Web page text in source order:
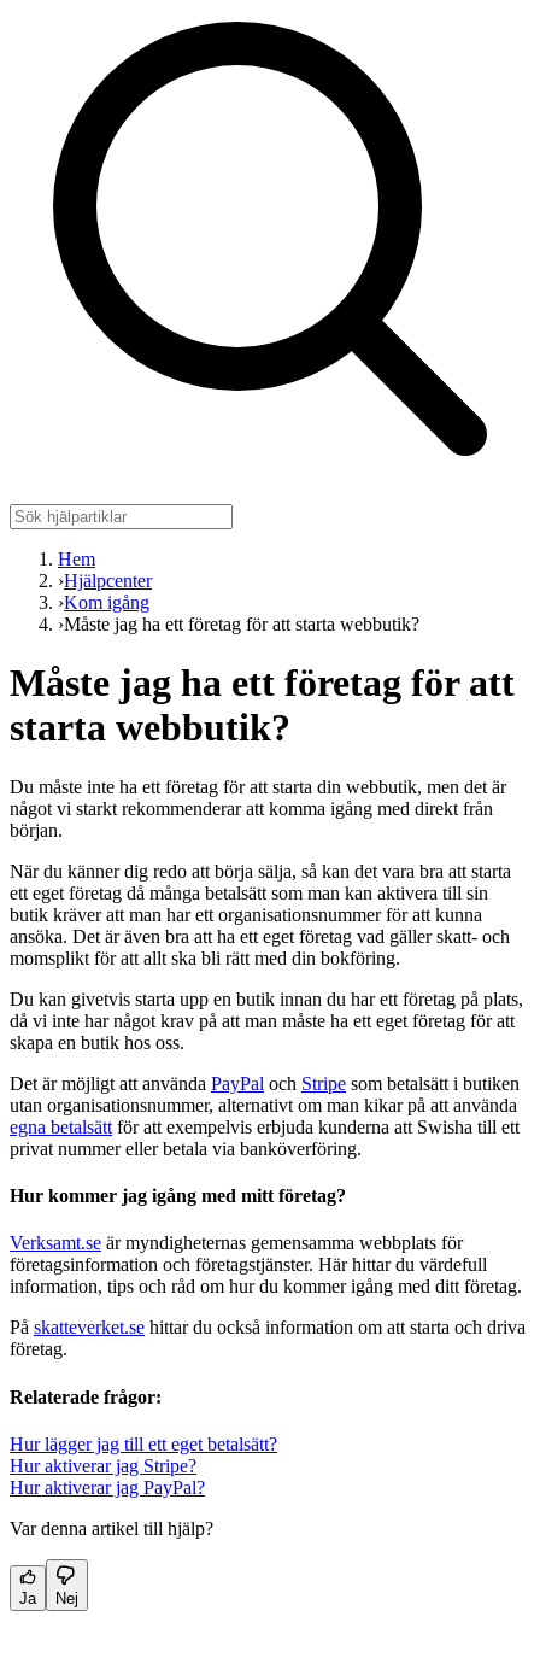
Hem
›Hjälpcenter
›Kom igång
›Måste jag ha ett företag för att starta webbutik?
Måste jag ha ett företag för att
starta webbutik?
Du måste inte ha ett företag för att starta din webbutik, men det är
något vi starkt rekommenderar att komma igång med direkt från
början.
När du känner dig redo att börja sälja, så kan det vara bra att starta
ett eget företag då många betalsätt som man kan aktivera till sin
butik kräver att man har ett organisationsnummer för att kunna
ansöka. Det är även bra att ha ett eget företag vad gäller skatt- och
momsplikt för att allt ska bli rätt med din bokföring.
Du kan givetvis starta upp en butik innan du har ett företag på plats,
då vi inte har något krav på att man måste ha ett eget företag för att
skapa en butik hos oss.
Det är möjligt att använda PayPal och Stripe som betalsätt i butiken
utan organisationsnummer, alternativt om man kikar på att använda
egna betalsätt för att exempelvis erbjuda kunderna att Swisha till ett
privat nummer eller betala via banköverföring.
Hur kommer jag igång med mitt företag?
Verksamt.se är myndigheternas gemensamma webbplats för
företagsinformation och företagstjänster. Här hittar du värdefull
information, tips och råd om hur du kommer igång med ditt företag.
På skatteverket.se hittar du också information om att starta och driva
företag.
Relaterade frågor:
Hur lägger jag till ett eget betalsätt?
Hur aktiverar jag Stripe?
Hur aktiverar jag PayPal?
Var denna artikel till hjälp?
Ja Nej